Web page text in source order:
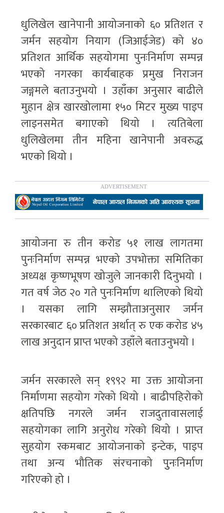
धुलिखेल खानेपानी आयोजनाको ६० प्रतिशत र
जर्मन सहयोग नियाग (जिआईजेड) को ४०
प्रतिशत आर्थिक सहयोगमा पुनःनिर्माण सम्पन्न
भएको नगरका कार्यबाहक प्रमुख निराजन
जङ्गमले बताउनुभयो । उहाँका अनुसार बाढीले
मुहान क्षेत्र खारखोलामा १५० मिटर मुख्य पाइप
लाइनसमेत बगाएको थियो । त्यतिबेला
धुलिखेलमा तीन महिना खानेपानी अवरुद्ध
भएको थियो ।
आयोजना रु तीन करोड ५१ लाख लागतमा
पुनःनिर्माण सम्पन्न भएको उपभोक्ता समितिका
अध्यक्ष कृष्णभूषण खोजुले जानकारी दिनुभयो ।
गत वर्ष जेठ २० गते पुनःनिर्माण थालिएको थियो
। यसका लागि सम्झौताअनुसार जर्मन
सरकारबाट ६० प्रतिशत अर्थात् रु एक करोड ४५
लाख अनुदान प्राप्त भएको उहाँले बताउनुभयो ।
जर्मन सरकारले सन् १९९२ मा उक्त आयोजना
निर्माणमा सहयोग गरेको थियो । बाढीपहिरोको
क्षतिपछि नगरले जर्मन राजदुतावासलाई
सहयोगका लागि अनुरोध गरेको थियो । प्राप्त
सुहयोग रकमबाट आयोजनाको इन्टेक, पाइप
तथा अन्य भौतिक संरचनाको पुुनःनिर्माण
गरिएको हो ।